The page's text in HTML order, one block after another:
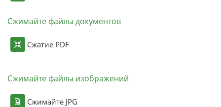
Сжимайте файлы документов
Сжатие PDF
Сжимайте файлы изображений
Сжимайте JPG